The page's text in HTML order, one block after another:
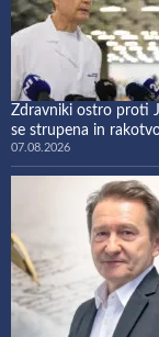
Zdravniki ostro proti
se strupena in
07.08.2026